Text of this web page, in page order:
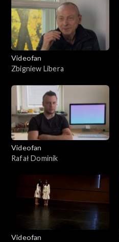
Videofan
Zbigniew Libera
Videofan
Rafał Dominik
Videofan